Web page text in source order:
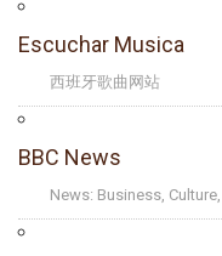
Escuchar Musica
西班牙歌曲网站
BBC News
News: Business,